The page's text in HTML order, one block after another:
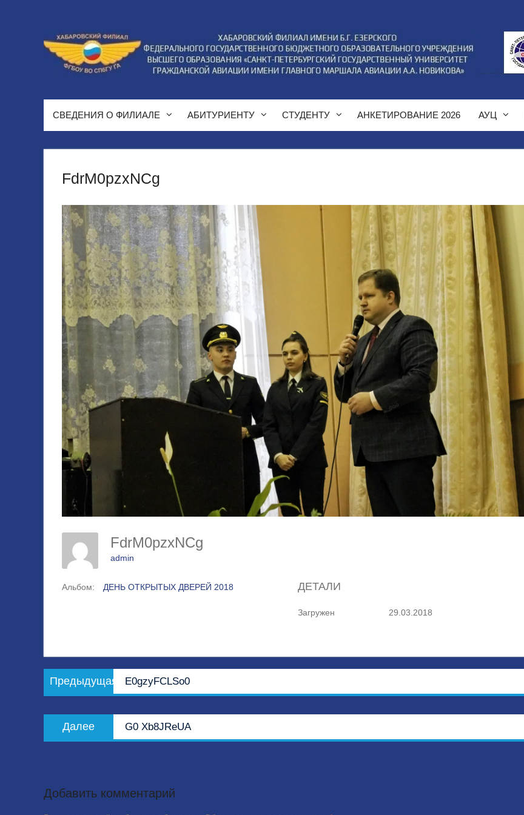
СВЕДЕНИЯ О ФИЛИАЛЕ АБИТУРИЕНТУ СТУДЕНТУ АНКЕТИРОВАНИЕ 2026 АУЦ
FdrM0pzxNCg
FdrM0pzxNCg
admin
Альбом: ДЕНЬ ОТКРЫТЫХ ДВЕРЕЙ 2018 ДЕТАЛИ
Загружен 29.03.2018
Навигация
по
Предыдущая
запись:
E0gzyFCLSo0
Далее
запись:
G0 Xb8JReUA
Добавить комментарий